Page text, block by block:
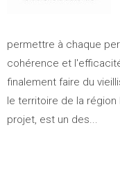
permettre à chaque
cohérence et
finalement faire du
le territoire de la
projet, est un des...